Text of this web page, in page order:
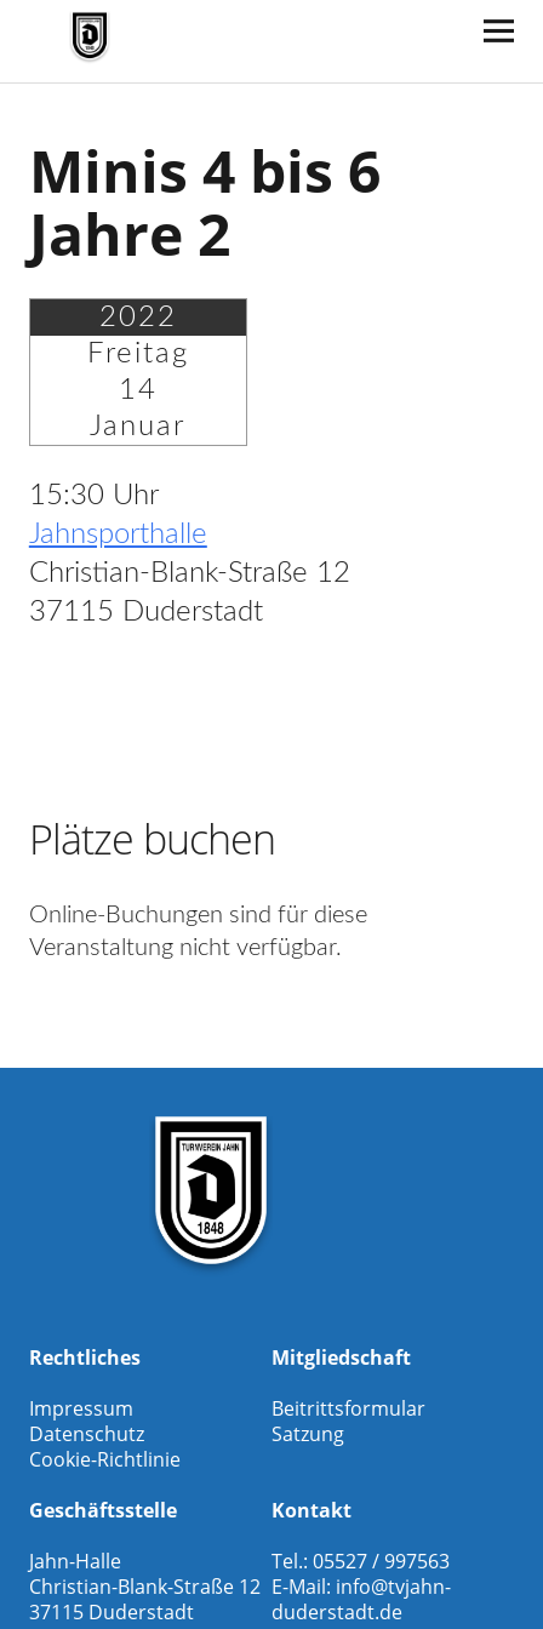
TV Jahn Duderstadt
Minis 4 bis 6
Jahre 2
2022
Freitag
14
Januar
15:30 Uhr
Jahnsporthalle
Christian-Blank-Straße 12
37115 Duderstadt
Plätze buchen
Online-Buchungen sind für diese
Veranstaltung nicht verfügbar.
Rechtliches
Impressum
Datenschutz
Cookie-Richtlinie
Mitgliedschaft
Beitrittsformular
Satzung
Geschäftsstelle
Jahn-Halle
Christian-Blank-Straße 12
37115 Duderstadt
Kontakt
Tel.: 05527 / 997563
E-Mail: info@tvjahn-
duderstadt.de